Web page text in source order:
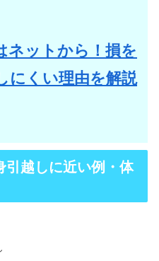
ネットから！損を
にくい理由を解説
引越しに近い例・体